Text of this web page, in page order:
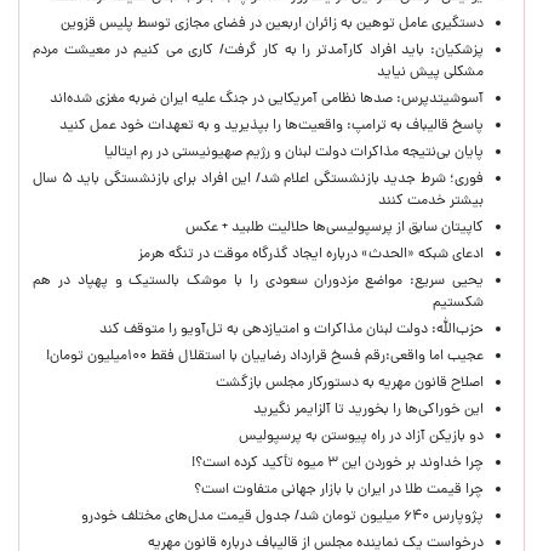
دستگیری عامل توهین به زائران اربعین در فضای مجازی توسط پلیس قزوین
پزشکیان: باید افراد کارآمدتر را به کار گرفت/ کاری می کنیم در معیشت مردم
مشکلی پیش نیاید
آسوشیتدپرس: صدها نظامی آمریکایی در جنگ علیه ایران ضربه مغزی شده‌اند
پاسخ قالیباف به ترامپ: واقعیت‌ها را بپذیرید و به تعهدات خود عمل کنید
پایان بی‌نتیجه مذاکرات دولت لبنان و رژیم صهیونیستی در رم ایتالیا
فوری؛ شرط جدید بازنشستگی اعلام شد/ این افراد برای بازنشستگی باید ۵ سال
بیشتر خدمت کنند
کاپیتان سابق از پرسپولیسی‌ها حلالیت طلبید + عکس
ادعای شبکه «الحدث» درباره ایجاد گذرگاه موقت در تنگه هرمز
یحیی سریع: مواضع مزدوران سعودی را با موشک بالستیک و پهپاد در هم
شکستیم
حزب‌الله: دولت لبنان مذاکرات و امتیازدهی به تل‌آویو را متوقف کند
عجیب اما واقعی:رقم فسخ قرارداد رضاییان با استقلال فقط ۱۰۰میلیون تومان!
اصلاح قانون مهریه به دستورکار مجلس بازگشت
این خوراکی‌ها را بخورید تا آلزایمر نگیرید
دو بازیکن آزاد در راه پیوستن به پرسپولیس
چرا خداوند بر خوردن این ۳ میوه تأکید کرده است؟!
چرا قیمت طلا در ایران با بازار جهانی متفاوت است؟
پژوپارس ۶۴۰ میلیون تومان شد/ جدول قیمت مدل‌های مختلف خودرو
درخواست یک نماینده مجلس از قالیباف درباره قانون مهریه